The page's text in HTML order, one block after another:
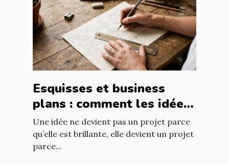
Esquisses et business
plans : comment les idées
prennent forme
Une idée ne devient pas un projet parce
qu’elle est brillante, elle devient un projet
parce...